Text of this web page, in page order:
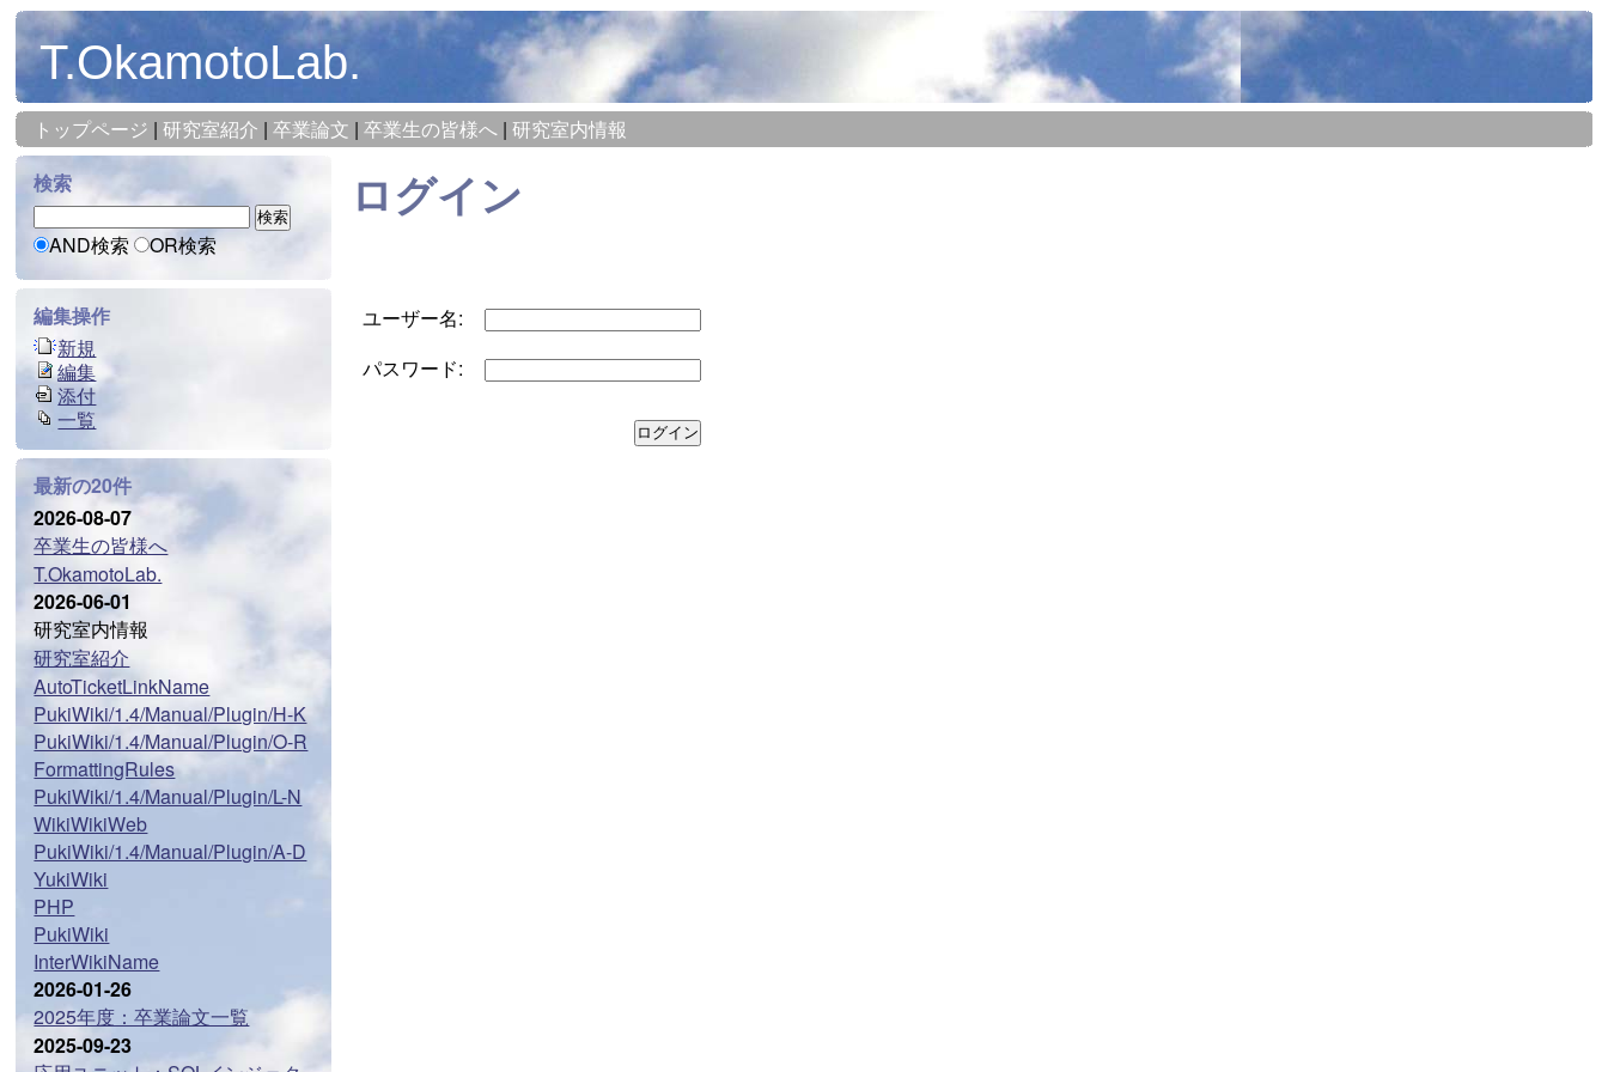
T.OkamotoLab.
トップページ |研究室紹介 |卒業論文 |卒業生の皆様へ |研究室内情報
ログイン
ユーザー名:
パスワード:
検索
AND検索 OR検索
編集操作
新規
編集
添付
一覧
最新の20件
2026-08-07
卒業生の皆様へ
T.OkamotoLab.
2026-06-01
研究室内情報
研究室紹介
AutoTicketLinkName
PukiWiki/1.4/Manual/Plugin/H-K
PukiWiki/1.4/Manual/Plugin/O-R
FormattingRules
PukiWiki/1.4/Manual/Plugin/L-N
WikiWikiWeb
PukiWiki/1.4/Manual/Plugin/A-D
YukiWiki
PHP
PukiWiki
InterWikiName
2026-01-26
2025年度：卒業論文一覧
2025-09-23